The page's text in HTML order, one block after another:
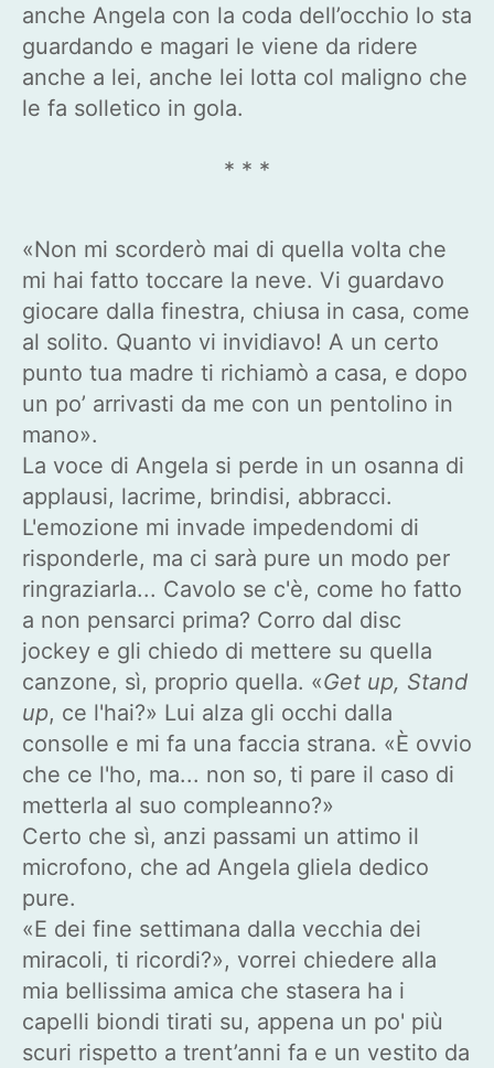
anche Angela con la coda dell’occhio lo sta
guardando e magari le viene da ridere
anche a lei, anche lei lotta col maligno che
le fa solletico in gola.
* * *
«Non mi scorderò mai di quella volta che
mi hai fatto toccare la neve. Vi guardavo
giocare dalla finestra, chiusa in casa, come
al solito. Quanto vi invidiavo! A un certo
punto tua madre ti richiamò a casa, e dopo
un po’ arrivasti da me con un pentolino in
mano».
La voce di Angela si perde in un osanna di
applausi, lacrime, brindisi, abbracci.
L'emozione mi invade impedendomi di
risponderle, ma ci sarà pure un modo per
ringraziarla... Cavolo se c'è, come ho fatto
a non pensarci prima? Corro dal disc
jockey e gli chiedo di mettere su quella
canzone, sì, proprio quella. «Get up, Stand
up, ce l'hai?» Lui alza gli occhi dalla
consolle e mi fa una faccia strana. «È ovvio
che ce l'ho, ma... non so, ti pare il caso di
metterla al suo compleanno?»
Certo che sì, anzi passami un attimo il
microfono, che ad Angela gliela dedico
pure.
«E dei fine settimana dalla vecchia dei
miracoli, ti ricordi?», vorrei chiedere alla
mia bellissima amica che stasera ha i
capelli biondi tirati su, appena un po' più
scuri rispetto a trent’anni fa e un vestito da